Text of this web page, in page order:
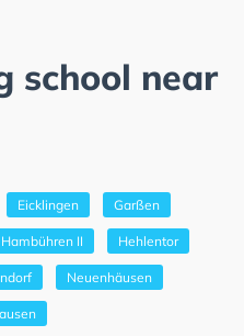
school near
Eicklingen Garßen
Hambühren II Hehlentor
Neuenhäusen